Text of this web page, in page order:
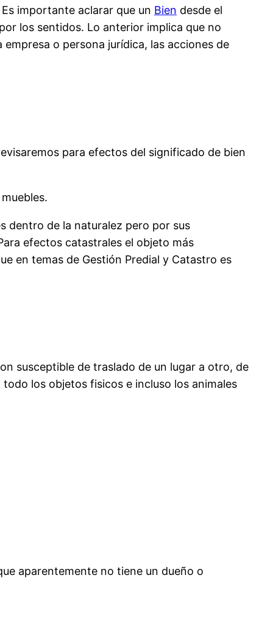
importante aclarar que un Bien desde el
los sentidos. Lo anterior implica que no
o persona jurídica, las acciones de
para efectos del significado de bien
dentro de la naturalez pero por sus
efectos catastrales el objeto más
en temas de Gestión Predial y Catastro es
susceptible de traslado de un lugar a otro, de
los objetos fisicos e incluso los animales
aparentemente no tiene un dueño o